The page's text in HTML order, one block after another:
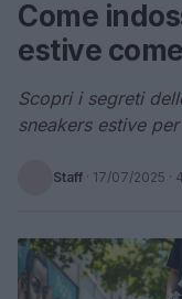
Come
estive
Scopri i segreti
sneakers estive
Staff · 17/07/2025 ·